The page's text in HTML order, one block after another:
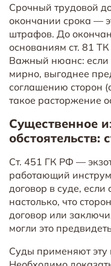
Срочный трудовой
окончании срока —
штрафов. До
основаниям ст. 81
Важный нюанс: если
мирно, выгоднее
соглашению сторон
такое расторжение
Существенное
обстоятельств:
Ст. 451 ГК РФ —
работающий
договор в суде, если
настолько, что
договор или
могли это
Суды применяют эту